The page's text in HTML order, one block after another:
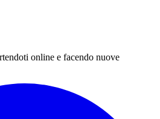
online e facendo nuove